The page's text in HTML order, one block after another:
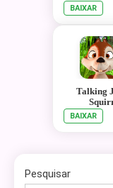
BAIXAR
Talking
BAIXAR
Pesquisar